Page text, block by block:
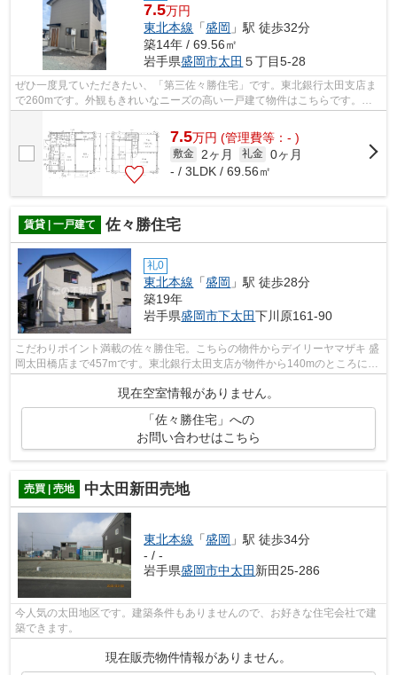
7.5万円
東北本線 「盛岡 」駅 徒歩32分
築14年 / 69.56㎡
岩手県盛岡市太田 ５丁目5-28
ぜひ一度見ていただきたい、「第三佐々勝住宅」です。東北銀行太田支店ま
で260mです。外観もきれいなニーズの高い一戸建て物件はこちらです。お
7.5万円 (管理費等：- )
敷金 2ヶ月 礼金 0ヶ月
- / 3LDK / 69.56㎡
賃貸 | 一戸建て 佐々勝住宅
礼0
東北本線 「盛岡 」駅 徒歩28分
築19年
岩手県盛岡市下太田下川原161-90
こだわりポイント満載の佐々勝住宅。こちらの物件からデイリーヤマザキ 盛
岡太田橋店まで457mです。東北銀行太田支店が物件から140mのところにあ
現在空室情報がありません。
「佐々勝住宅」への
お問い合わせはこちら
売買 | 売地 中太田新田売地
東北本線 「盛岡 」駅 徒歩34分
- / -
岩手県盛岡市中太田 新田25-286
今人気の太田地区です。建築条件もありませんので、お好きな住宅会社で建
築できます。
現在販売物件情報がありません。